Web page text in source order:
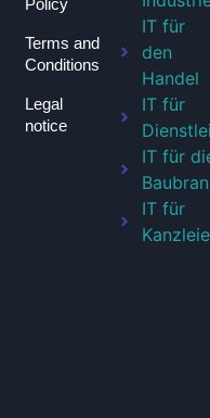
Terms and
Conditions
Legal
notice
IT für
den
Handel
IT für
IT für
IT für